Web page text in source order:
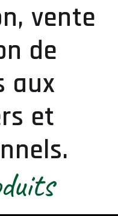
vente
de
aux
et